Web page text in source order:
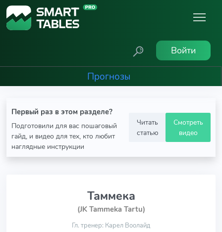
Войти
Прогнозы
Первый раз в этом разделе?
Подготовили для вас пошаговый
гайд, и видео для тех, кто любит
наглядные инструкции
Читать
статью
Смотреть
видео
Таммека
(JK Tammeka Tartu)
Гл. тренер: Карел Воолайд